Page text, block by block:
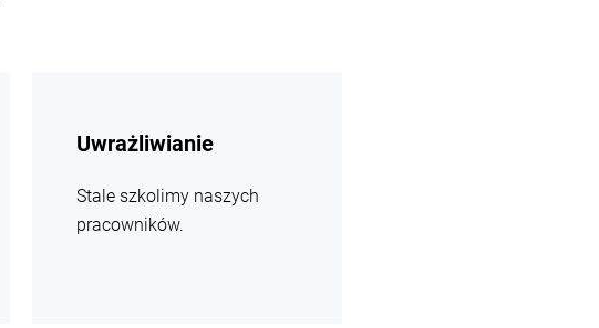
Uwrażliwianie
Stale szkolimy naszych
pracowników.